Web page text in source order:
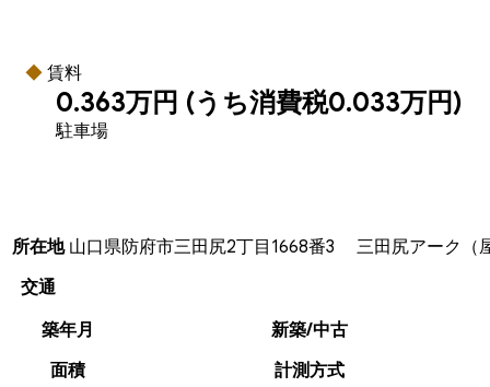
賃料
0.363万円 (うち消費税0.033万円)
駐車場
所在地 山口県防府市三田尻2丁目1668番3 三田尻アーク（
交通
築年月
新築/中古
面積
計測方式